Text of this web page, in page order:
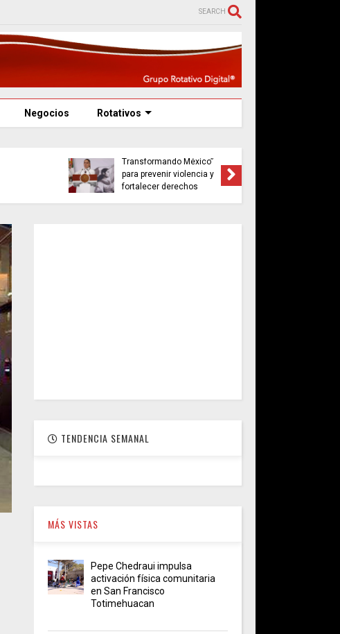
SEARCH
Negocios Rotativos
Transformando México”
para prevenir violencia y
fortalecer derechos
TENDENCIA SEMANAL
MÁS VISTAS
Pepe Chedraui impulsa
activación física comunitaria
en San Francisco
Totimehuacan